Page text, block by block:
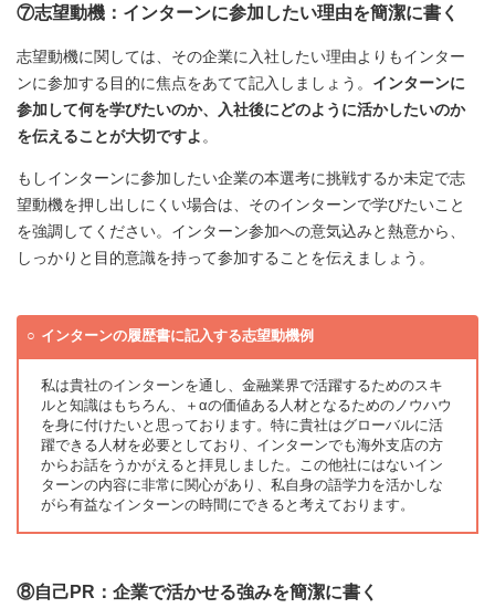
⑦志望動機：インターンに参加したい理由を簡潔に書く
志望動機に関しては、その企業に入社したい理由よりもインター
ンに参加する目的に焦点をあてて記入しましょう。 インターンに
参加して何を学びたいのか、入社後にどのように活かしたいのか
を伝えることが大切ですよ 。
もしインターンに参加したい企業の本選考に挑戦するか未定で志
望動機を押し出しにくい場合は、そのインターンで学びたいこと
を強調してください。インターン参加への意気込みと熱意から、
しっかりと目的意識を持って参加することを伝えましょう。
インターンの履歴書に記入する志望動機例
私は貴社のインターンを通し、金融業界で活躍するためのスキ
ルと知識はもちろん、＋αの価値ある人材となるためのノウハウ
を身に付けたいと思っております。特に貴社はグローバルに活
躍できる人材を必要としており、インターンでも海外支店の方
からお話をうかがえると拝見しました。この他社にはないイン
ターンの内容に非常に関心があり、私自身の語学力を活かしな
がら有益なインターンの時間にできると考えております。
⑧自己PR：企業で活かせる強みを簡潔に書く